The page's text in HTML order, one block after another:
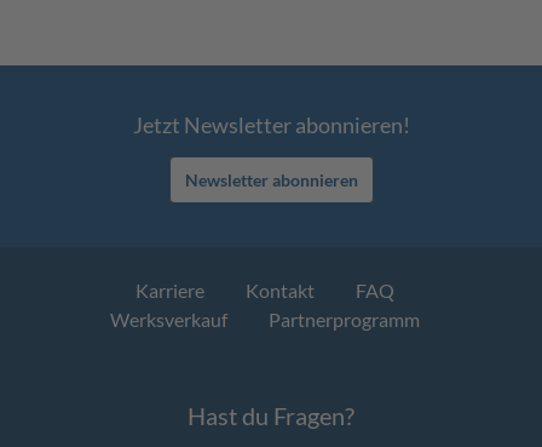
Jetzt Newsletter abonnieren!
Newsletter abonnieren
Karriere Kontakt
FAQ
Werksverkauf
Partnerprogramm
Hast du Fragen?